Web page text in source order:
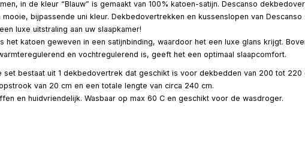
in de kleur “Blauw” is gemaakt van 100% katoen-satijn. Descanso
bijpassende uni kleur. Dekbedovertrekken en kussenslopen van
luxe uitstraling aan uw slaapkamer!
katoen geweven in een satijnbinding, waardoor het een luxe glans krijgt.
en vochtregulerend is, geeft het een optimaal slaapcomfort.
bestaat uit 1 dekbedovertrek dat geschikt is voor dekbedden van 200 tot 220
van 20 cm en een totale lengte van circa 240 cm.
en huidvriendelijk. Wasbaar op max 60 C en geschikt voor de wasdroger.